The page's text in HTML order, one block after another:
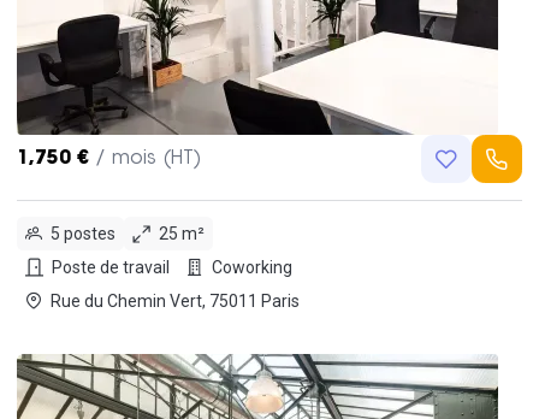
1,750 € / mois (HT)
5 postes
25 m²
Poste de travail
Coworking
Rue du Chemin Vert, 75011 Paris